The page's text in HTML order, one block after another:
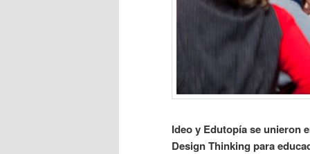
Ideo y Edutopía se unieron
Design Thinking para